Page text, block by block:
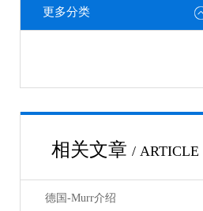
更多分类
相关文章 / ARTICLE
德国-Murr介绍